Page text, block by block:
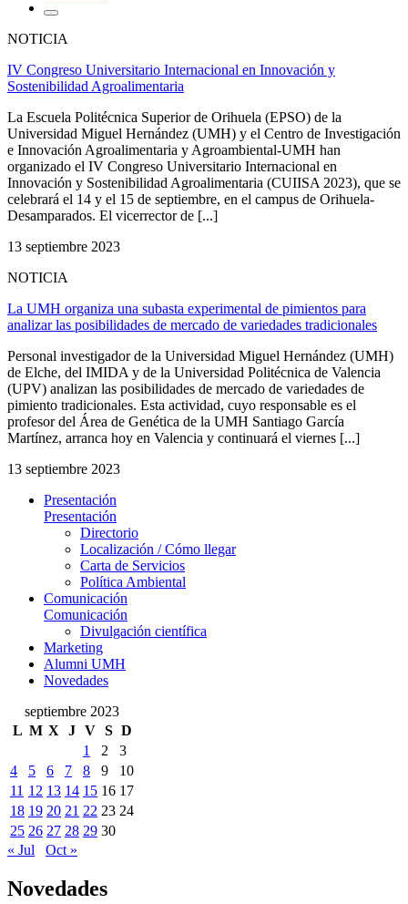
NOTICIA
IV Congreso Universitario Internacional en Innovación y
Sostenibilidad Agroalimentaria
La Escuela Politécnica Superior de Orihuela (EPSO) de la
Universidad Miguel Hernández (UMH) y el Centro de Investigación
e Innovación Agroalimentaria y Agroambiental-UMH han
organizado el IV Congreso Universitario Internacional en
Innovación y Sostenibilidad Agroalimentaria (CUIISA 2023), que se
celebrará el 14 y el 15 de septiembre, en el campus de Orihuela-
Desamparados. El vicerrector de [...]
13 septiembre 2023
NOTICIA
La UMH organiza una subasta experimental de pimientos para
analizar las posibilidades de mercado de variedades tradicionales
Personal investigador de la Universidad Miguel Hernández (UMH)
de Elche, del IMIDA y de la Universidad Politécnica de Valencia
(UPV) analizan las posibilidades de mercado de variedades de
pimiento tradicionales. Esta actividad, cuyo responsable es el
profesor del Área de Genética de la UMH Santiago García
Martínez, arranca hoy en Valencia y continuará el viernes [...]
13 septiembre 2023
Presentación
Presentación
Directorio
Localización / Cómo llegar
Carta de Servicios
Política Ambiental
Comunicación
Comunicación
Divulgación científica
Marketing
Alumni UMH
Novedades
septiembre 2023
L M X J V S D
1
2
3
4
5 6 7 8 9
10
11 12 13 14 15 16 17
18 19 20 21 22 23 24
25 26 27 28 29 30
« Jul
Oct »
Novedades